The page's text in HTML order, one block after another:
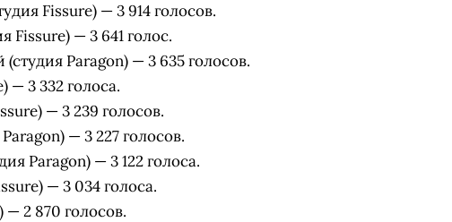
Fissure) — 3 914 голосов.
Fissure) — 3 641 голос.
(студия Paragon) — 3 635 голосов.
— 3 332 голоса.
— 3 239 голосов.
— 3 227 голосов.
Paragon) — 3 122 голоса.
— 3 034 голоса.
— 2 870 голосов.